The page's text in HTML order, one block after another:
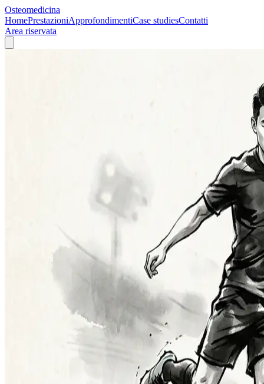
Osteomedicina
HomePrestazioniApprofondimentiCase studiesContatti
Area riservata